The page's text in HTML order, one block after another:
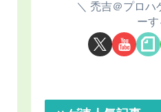
禿吉＠プロハ
ーす